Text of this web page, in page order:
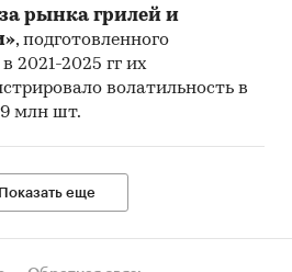
и отправители
рынка грилей и
, подготовленного
2021-2025 гг их
волатильность в
млн шт.
Показать еще